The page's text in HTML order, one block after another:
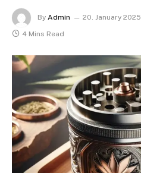
By Admin 20. January 2025
4 Mins Read